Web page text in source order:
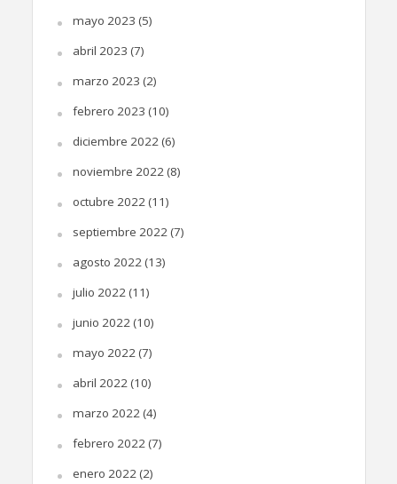
mayo 2023 (5)
abril 2023 (7)
marzo 2023 (2)
febrero 2023 (10)
diciembre 2022(6)
noviembre 2022(8)
octubre 2022(11)
septiembre 2022(7)
agosto 2022(13)
julio 2022(11)
junio 2022(10)
mayo 2022(7)
abril 2022(10)
marzo 2022(4)
febrero 2022(7)
enero 2022(2)